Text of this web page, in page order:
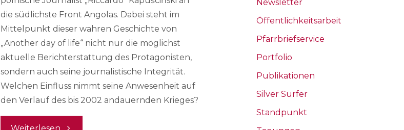
die südlichste Front Angolas. Dabei steht im
Mittelpunkt dieser wahren Geschichte von
„Another day of life“ nicht nur die möglichst
aktuelle Berichterstattung des Protagonisten,
sondern auch seine journalistische Integrität.
Welchen Einfluss nimmt seine Anwesenheit auf
den Verlauf des bis 2002 andauernden Krieges?
"Another
Newsletter
Öffentlichkeitsarbeit
Pfarrbriefservice
Portfolio
Publikationen
Silver Surfer
Standpunkt